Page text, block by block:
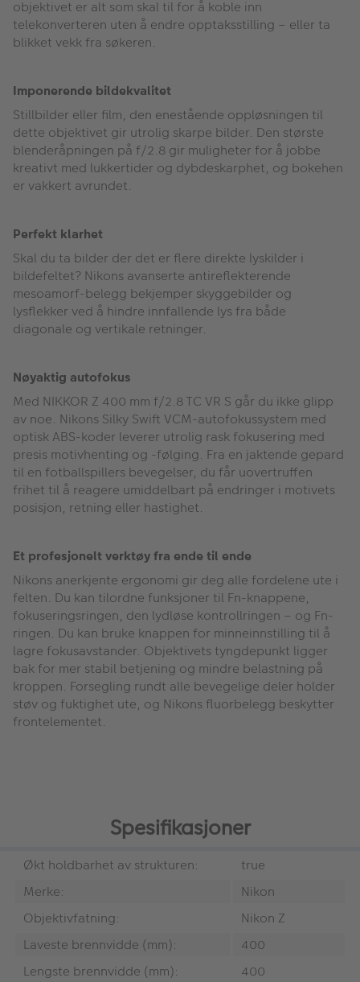
objektivet er alt som skal til for å koble inn
telekonverteren uten å endre opptaksstilling – eller ta
blikket vekk fra søkeren.
Imponerende bildekvalitet
Stillbilder eller film, den enestående oppløsningen til
dette objektivet gir utrolig skarpe bilder. Den største
blenderåpningen på f/2.8 gir muligheter for å jobbe
kreativt med lukkertider og dybdeskarphet, og bokehen
er vakkert avrundet.
Perfekt klarhet
Skal du ta bilder der det er flere direkte lyskilder i
bildefeltet? Nikons avanserte antireflekterende
mesoamorf-belegg bekjemper skyggebilder og
lysflekker ved å hindre innfallende lys fra både
diagonale og vertikale retninger.
Nøyaktig autofokus
Med NIKKOR Z 400 mm f/2.8 TC VR S går du ikke glipp
av noe. Nikons Silky Swift VCM-autofokussystem med
optisk ABS-koder leverer utrolig rask fokusering med
presis motivhenting og -følging. Fra en jaktende gepard
til en fotballspillers bevegelser, du får uovertruffen
frihet til å reagere umiddelbart på endringer i motivets
posisjon, retning eller hastighet.
Et profesjonelt verktøy fra ende til ende
Nikons anerkjente ergonomi gir deg alle fordelene ute i
felten. Du kan tilordne funksjoner til Fn-knappene,
fokuseringsringen, den lydløse kontrollringen – og Fn-
ringen. Du kan bruke knappen for minneinnstilling til å
lagre fokusavstander. Objektivets tyngdepunkt ligger
bak for mer stabil betjening og mindre belastning på
kroppen. Forsegling rundt alle bevegelige deler holder
støv og fuktighet ute, og Nikons fluorbelegg beskytter
frontelementet.
Spesifikasjoner
Økt holdbarhet av strukturen:
true
Merke:
Nikon
Objektivfatning:
Nikon Z
Laveste brennvidde (mm):
400
Lengste brennvidde (mm):
400